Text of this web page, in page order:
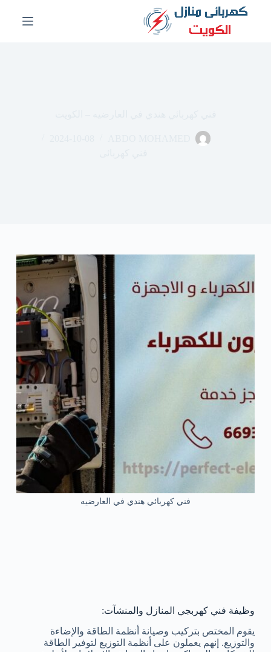
فني كهربائي هندي في العارضيه
وظيفة فني كهربجي المنازل والمنشآت:
يقوم المختص بتركيب وصيانة أنظمة الطاقة والإضاءة
والتوزيع. إنهم يعملون على أنظمة التوزيع لتوفير الطاقة